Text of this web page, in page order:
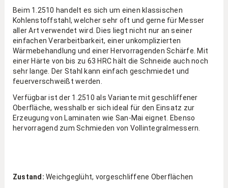
Beim 1.2510 handelt es sich um einen klassischen
Kohlenstoffstahl, welcher sehr oft und gerne für Messer
aller Art verwendet wird. Dies liegt nicht nur an seiner
einfachen Verarbeitbarkeit, einer unkomplizierten
Wärmebehandlung und einer Hervorragenden Schärfe. Mit
einer Härte von bis zu 63 HRC hält die Schneide auch noch
sehr lange. Der Stahl kann einfach geschmiedet und
feuerverschweißt werden.
Verfügbar ist der 1.2510 als Variante mit geschliffener
Oberfläche, wesshalb er sich ideal für den Einsatz zur
Erzeugung von Laminaten wie San-Mai eignet. Ebenso
hervorragend zum Schmieden von Vollintegralmessern.
Zustand: Weichgeglüht, vorgeschliffene Oberflächen